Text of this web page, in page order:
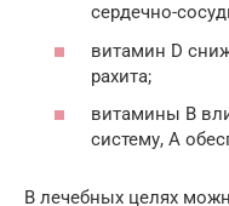
сердечно-
витамин D
рахита;
витамины В
систему, А
В лечебных целях